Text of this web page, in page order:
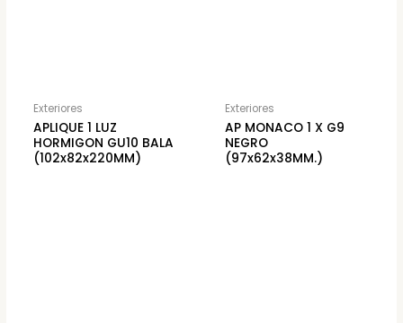
Exteriores
APLIQUE 1 LUZ
HORMIGON GU10 BALA
(102x82x220MM)
Exteriores
AP MONACO 1 X G9
NEGRO
(97x62x38MM.)